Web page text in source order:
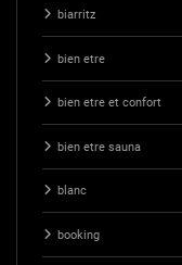
biarritz
bien etre
bien etre et confort
bien etre sauna
blanc
booking